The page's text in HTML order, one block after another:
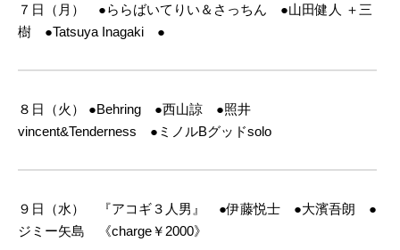
７日（月） ●ららばいてりい＆さっちん ●山田健人 ＋三
樹 ●Tatsuya Inagaki ●
８日（火）
●Behring ●西山諒 ●照井
vincent&Tenderness ●ミノルBグッドsolo
９日（水） 『アコギ３人男』 ●伊藤悦士 ●大濱吾朗 ●
ジミー矢島 《charge￥2000》